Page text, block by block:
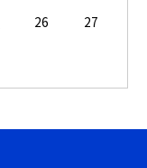
26
27